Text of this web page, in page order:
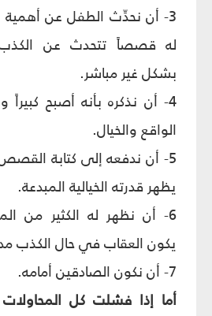
3- أن نحدِّث الطفل عن
له قصصاً تتحدث عن الكذب
بشكل غير مباشر.
4- أن نذكره بأنه أصبح كبيراً
الواقع والخيال.
5- أن ندفعه إلى كتابة
يظهر قدرته الخيالية المبدعة.
6- أن نظهر له الكثير من
يكون العقاب في حال الكذب
7- أن نكون الصادقين أمامه.
أما إذا فشلت كل